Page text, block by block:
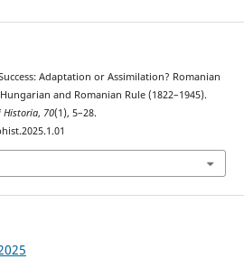
Adaptation or Assimilation? Romanian
and Romanian Rule (1822–1945).
Historia, 70(1), 5–28.